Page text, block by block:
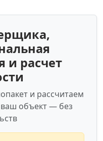
и расчет
и рассчитаем
объект — без